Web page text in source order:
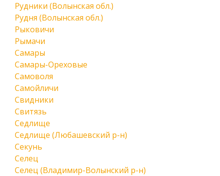
Рудники (Волынская обл.)
Рудня (Волынская обл.)
Рыковичи
Рымачи
Самары
Самары-Ореховые
Самоволя
Самойличи
Свидники
Свитязь
Седлище
Седлище (Любашевский р-н)
Секунь
Селец
Селец (Владимир-Волынский р-н)